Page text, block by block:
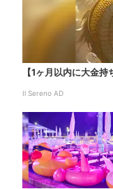
【1ヶ月以内に大金
Il Sereno AD